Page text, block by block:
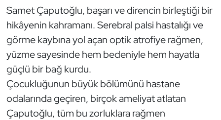
Samet Çaputoğlu, başarı ve direncin birleştiği bir
hikâyenin kahramanı. Serebral palsi hastalığı ve
görme kaybına yol açan optik atrofiye rağmen,
yüzme sayesinde hem bedeniyle hem hayatla
güçlü bir bağ kurdu.
Çocukluğunun büyük bölümünü hastane
odalarında geçiren, birçok ameliyat atlatan
Çaputoğlu, tüm bu zorluklara rağmen
Cimnastik
Curling
Dağcılık
Dans Sporları
Dövüş Sanatı